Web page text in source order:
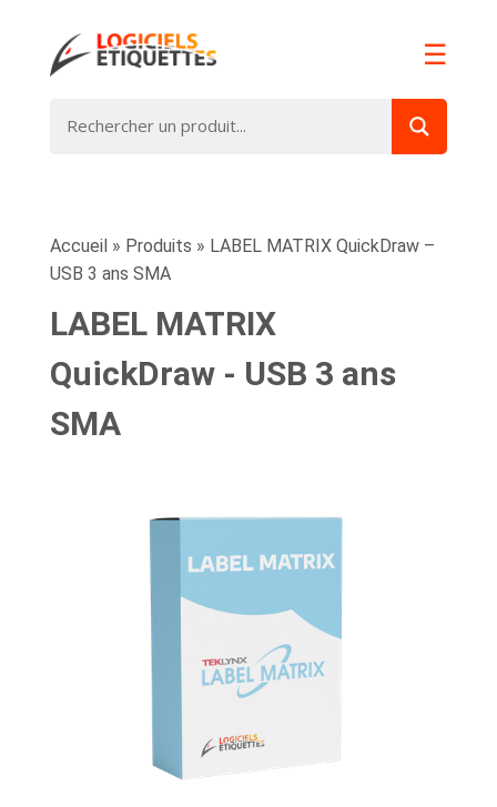
☰
Accueil » Produits » LABEL MATRIX QuickDraw –
USB 3 ans SMA
LABEL MATRIX
QuickDraw - USB 3 ans
SMA